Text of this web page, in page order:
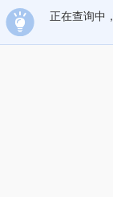
正在查询中